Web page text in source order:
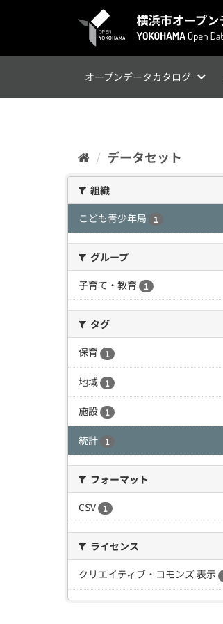
オープンデータカタログ
データセット
組織
こども青少年局
1
グループ
子育て・教育
1
タグ
保育
1
地域 1
施設 1
統計 1
フォーマット
CSV
1
ライセンス
クリエイティブ・コモンズ 表示